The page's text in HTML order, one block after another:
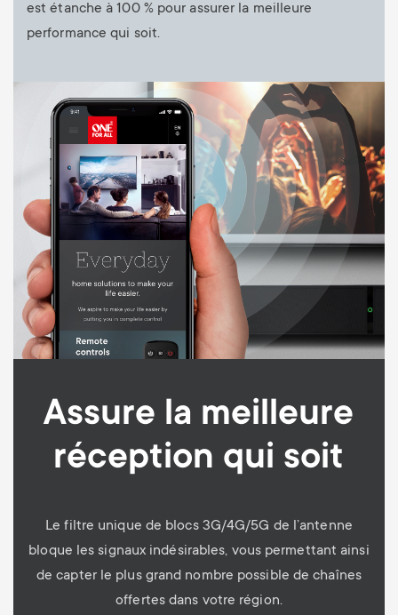
est étanche à 100 % pour assurer la meilleure
performance qui soit.
Assure la meilleure
réception qui soit
Le filtre unique de blocs 3G/4G/5G de l’antenne
bloque les signaux indésirables, vous permettant ainsi
de capter le plus grand nombre possible de chaînes
offertes dans votre région.